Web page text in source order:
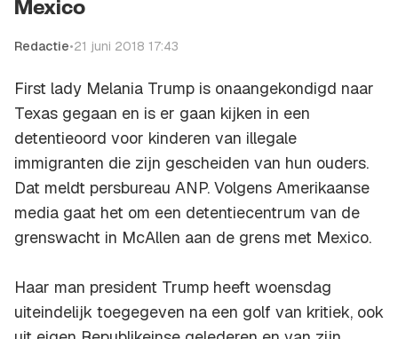
Mexico
Redactie•21 juni 2018 17:43
First lady Melania Trump is onaangekondigd naar
Texas gegaan en is er gaan kijken in een
detentieoord voor kinderen van illegale
immigranten die zijn gescheiden van hun ouders.
Dat meldt persbureau ANP. Volgens Amerikaanse
media gaat het om een detentiecentrum van de
grenswacht in McAllen aan de grens met Mexico.
Haar man president Trump heeft woensdag
uiteindelijk toegegeven na een golf van kritiek, ook